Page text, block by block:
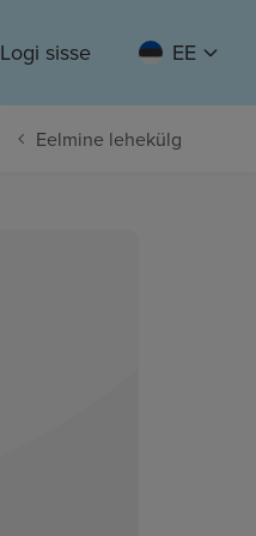
Logi sisse EE
Eelmine lehekülg